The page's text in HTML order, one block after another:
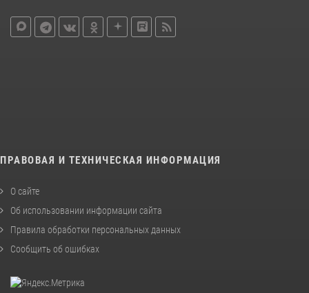
ПРАВОВАЯ И ТЕХНИЧЕСКАЯ ИНФОРМАЦИЯ
О сайте
Об использовании информации сайта
Правила обработки персональных данных
Сообщить об ошибках